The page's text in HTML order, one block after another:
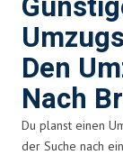
Den
Nach
Du planst einen
der Suche nach